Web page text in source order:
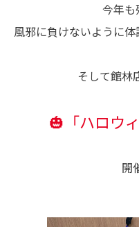
今年も
風邪に負けないように
そして館林
🎃「ハロウ
開